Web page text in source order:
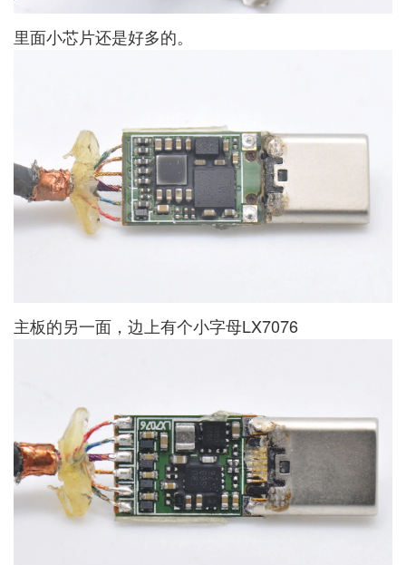
里面小芯片还是好多的。
主板的另一面，边上有个小字母LX7076